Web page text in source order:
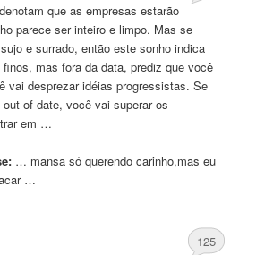
que as empresas estarão
parece ser inteiro e limpo. Mas se
e surrado, então este sonho indica
mas fora da data, prediz que você
vai desprezar idéias progressistas. Se
of-date, você vai superar os
em …
… mansa só querendocarinho,mas eu
…
125